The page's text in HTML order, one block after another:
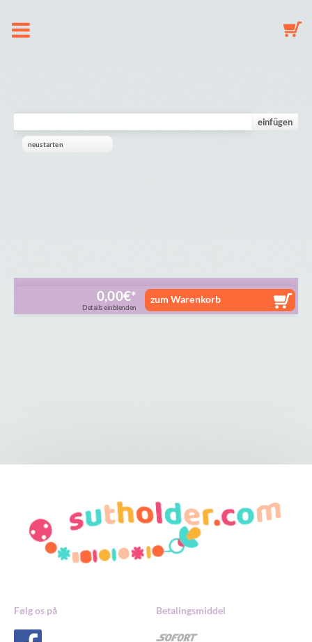
Indkøbskurv
einfügen
neustarten
0,00€
Details einblenden
zum Warenkorb
Følg os på Betalingsmiddel